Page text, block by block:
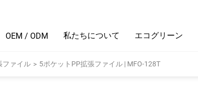
OEM / ODM 私たちについて エコグリーン
ファイル > 5ポケットPP拡張ファイル | MFO-128T